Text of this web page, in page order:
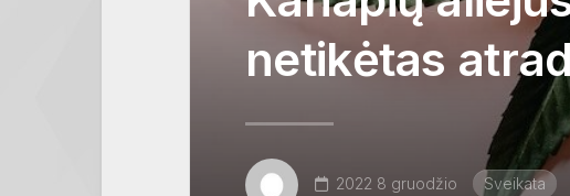
netikėtas
2022 8 gruodžio Sveikata